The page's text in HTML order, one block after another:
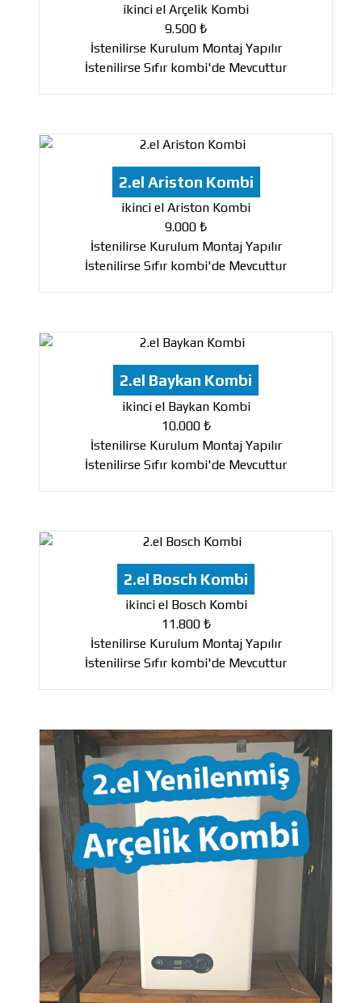
ikinci el Arçelik Kombi
9.500 ₺
İstenilirse Kurulum Montaj Yapılır
İstenilirse Sıfır kombi'de Mevcuttur
2.el Ariston Kombi
ikinci el Ariston Kombi
9.000 ₺
İstenilirse Kurulum Montaj Yapılır
İstenilirse Sıfır kombi'de Mevcuttur
2.el Baykan Kombi
ikinci el Baykan Kombi
10.000 ₺
İstenilirse Kurulum Montaj Yapılır
İstenilirse Sıfır kombi'de Mevcuttur
2.el Bosch Kombi
ikinci el Bosch Kombi
11.800 ₺
İstenilirse Kurulum Montaj Yapılır
İstenilirse Sıfır kombi'de Mevcuttur